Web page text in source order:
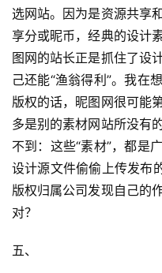
选网站。因为是资源共享
享分或昵币，经典的设计
图网的站长正是抓住了设
己还能“渔翁得利”。我在
版权的话，昵图网很可能
多是别的素材网站所没有
不到：这些“素材”，都是
设计源文件偷偷上传发布
版权归属公司发现自己的
对？
五、